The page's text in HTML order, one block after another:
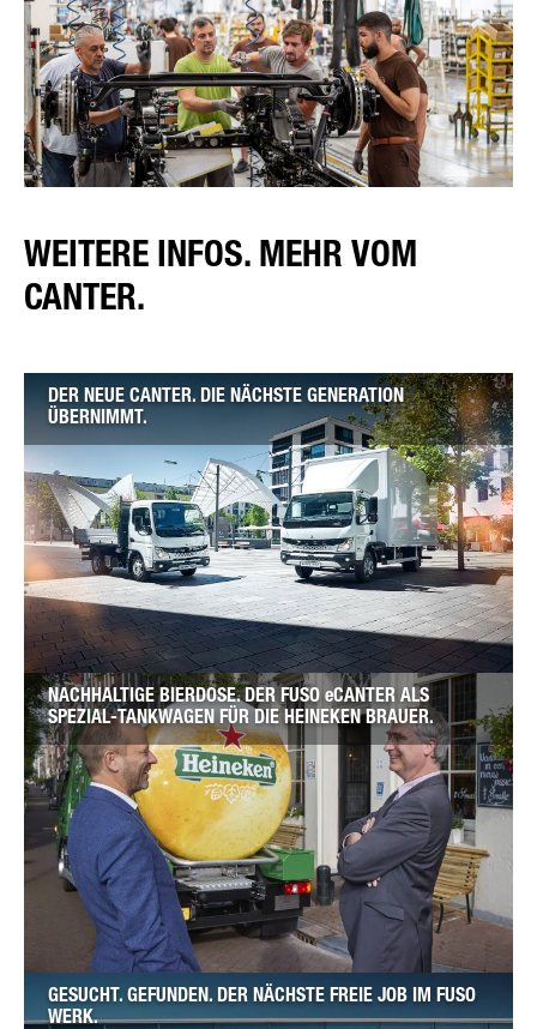
WEITERE INFOS. MEHR VOM
CANTER.
DER NEUE CANTER. DIE NÄCHSTE GENERATION
ÜBERNIMMT.
NACHHALTIGE BIERDOSE. DER FUSO eCANTER ALS
SPEZIAL-TANKWAGEN FÜR DIE HEINEKEN BRAUER.
GESUCHT. GEFUNDEN. DER NÄCHSTE FREIE JOB IM FUSO
WERK.